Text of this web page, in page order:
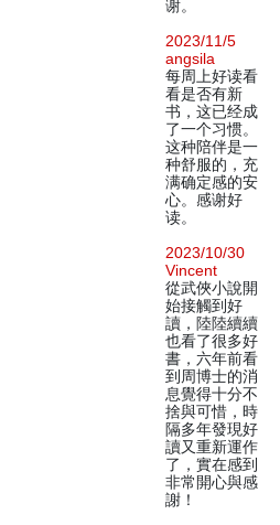
谢。
2023/11/5
angsila
每周上好读看
看是否有新
书，这已经成
了一个习惯。
这种陪伴是一
种舒服的，充
满确定感的安
心。感谢好
读。
2023/10/30
Vincent
從武俠小說開
始接觸到好
讀，陸陸續續
也看了很多好
書，六年前看
到周博士的消
息覺得十分不
捨與可惜，時
隔多年發現好
讀又重新運作
了，實在感到
非常開心與感
謝！